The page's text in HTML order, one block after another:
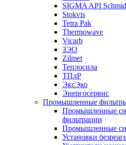
SIGMA API
Stokvis
Tetra Pak
Thermowave
Vicarb
ЗЭО
Zilmet
Теплосила
ТПлР
ЭксЭко
Энергосервис
Промышленные
Промышленные
фильтрации
Промышленные
Установки